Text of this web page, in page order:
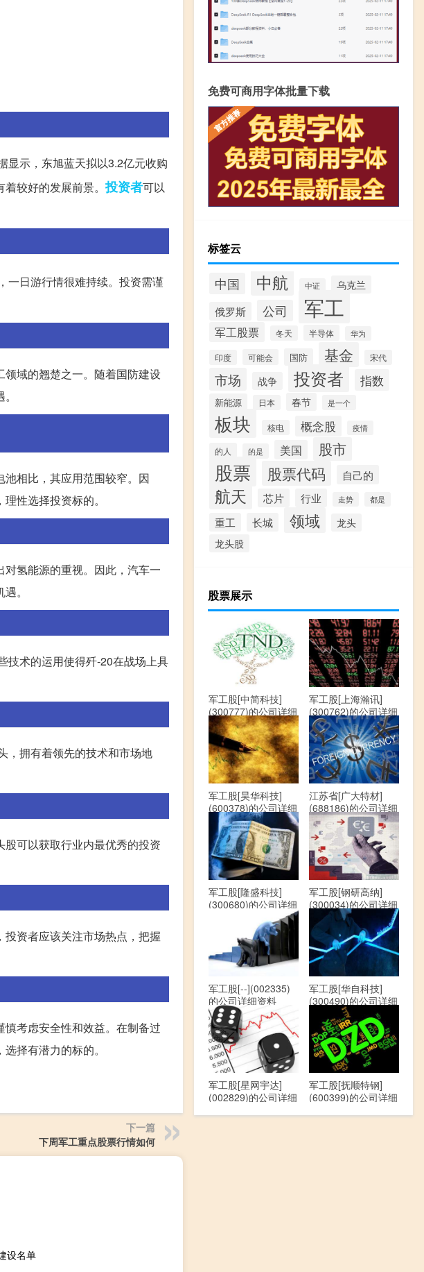
显示，东旭蓝天拟以3.2亿元收购
着较好的发展前景。投资者可以
一日游行情很难持续。投资需谨
域的翘楚之一。随着国防建设
相比，其应用范围较窄。因
性选择投资标的。
氢能源的重视。因此，汽车一
。
技术的运用使得歼-20在战场上具
，拥有着领先的技术和市场地
可以获取行业内最优秀的投资
资者应该关注市场热点，把握
考虑安全性和效益。在制备过
择有潜力的标的。
下一篇
下周军工重点股票行情如何
设名单
免费可商用字体批量下载
标签云
中国 中航 中证 乌克兰
俄罗斯 公司 军工
军工股票 冬天 半导体 华为
印度 可能会 国防 基金 宋代
市场 战争 投资者 指数
新能源 日本 春节 是一个
板块 核电 概念股 疫情
的人 的是 美国 股市
股票 股票代码 自己的
航天 芯片 行业 走势 都是
重工 长城 领域
龙头
龙头股
股票展示
军工股[中简科技]
(300777)的公司详细
资料
军工股[上海瀚讯]
(300762)的公司详细
资料
军工股[昊华科技]
(600378)的公司详细
资料
江苏省[广大特材]
(688186)的公司详细
资料
军工股[隆盛科技]
(300680)的公司详细
军工股[钢研高纳]
(300034)的公司详细
资料
军工股[--](002335)
的公司详细资料
军工股[华自科技]
(300490)的公司详细
军工股[星网宇达]
(002829)的公司详细
军工股[抚顺特钢]
(600399)的公司详细